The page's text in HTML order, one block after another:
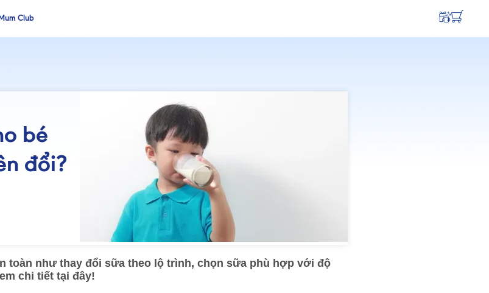
Club
bé
đổi?
toàn như thay đổi sữa theo lộ trình, chọn sữa phù hợp với độ
chi tiết tại đây!